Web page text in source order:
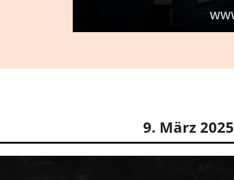
9. März 2025